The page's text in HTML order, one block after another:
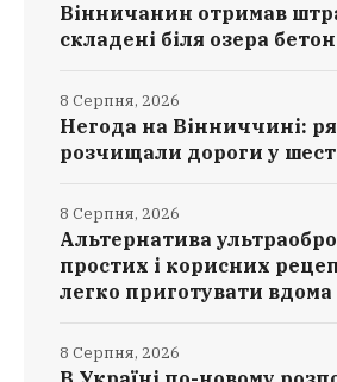
Вінничанин отримав
складені біля озера
Негода на Вінниччині:
розчищали дороги у
8 Серпня, 2026
Альтернатива
простих і корисних
легко приготувати вдома
8 Серпня, 2026
8 Серпня, 2026